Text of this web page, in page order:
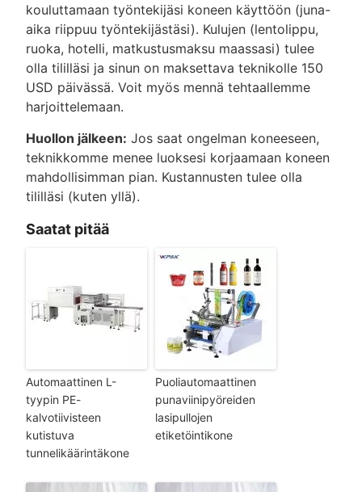
kouluttamaan työntekijäsi koneen käyttöön (juna-
aika riippuu työntekijästäsi). Kulujen (lentolippu,
ruoka, hotelli, matkustusmaksu maassasi) tulee
olla tililläsi ja sinun on maksettava teknikolle 150
USD päivässä. Voit myös mennä tehtaallemme
harjoittelemaan.
Huollon jälkeen: Jos saat ongelman koneeseen,
teknikkomme menee luoksesi korjaamaan koneen
mahdollisimman pian. Kustannusten tulee olla
tililläsi (kuten yllä).
Saatat pitää
Automaattinen L-
tyypin PE-
kalvotiivisteen
kutistuva
tunnelikäärintäkone
Puoliautomaattinen
punaviinipyöreiden
lasipullojen
etiketöintikone